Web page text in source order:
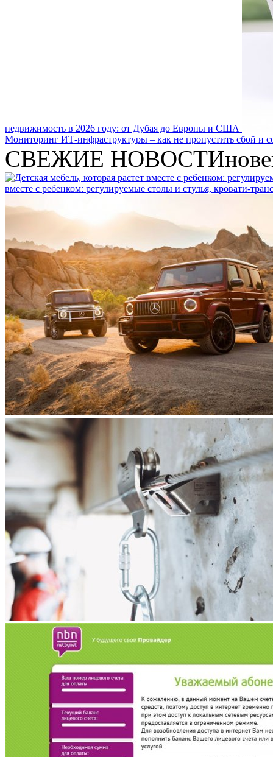
недвижимость в 2026 году: от Дубая до Европы и США
Мониторинг ИТ-инфраструктуры – как не пропустить сбой и
СВЕЖИЕ НОВОСТИ
вместе с ребенком: регулируемые столы и стулья, кровати-